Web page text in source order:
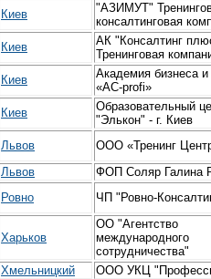
Киев
"АЗИМУТ"
консалтинговая
Киев
АК "Консалтинг
Тренинговая
Киев
Академия бизнеса
«AC-profi»
Киев
Образовательный
"Элькон" - г. Киев
Львов
ООО «Тренинг
Львов
ФОП Соляр Галина
Ровно ЧП "Ровно-
Харьков
ОО "Агентство
международного
сотрудничества"
Хмельницкий ООО УКЦ